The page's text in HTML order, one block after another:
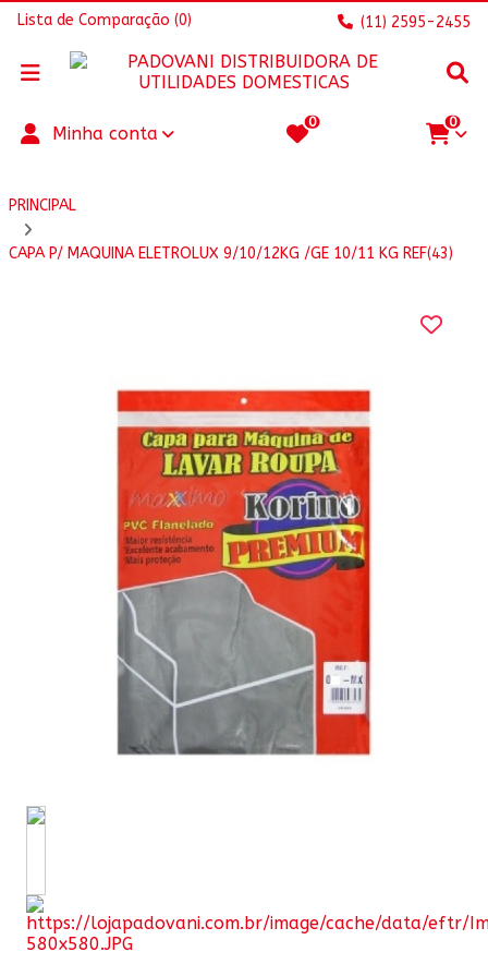
Lista de Comparação (0) (11) 2595-2455
Minha conta
0 0
PRINCIPAL
CAPA P/ MAQUINA ELETROLUX 9/10/12KG /GE 10/11 KG REF(43)